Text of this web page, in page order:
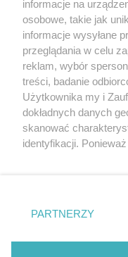
Nie zapomnij
zapoznać się z:
polityką
Twojemiasto
Piekary Śląskie
Chorzów
Tarnowskie Góry
Gliwice
informacje na
osobowe, takie jak
informacje wysyłane
przeglądania w celu
reklam, wybór
treści, badanie
Użytkownika my i
dokładnych danych
skanować
identyfikacji.
prywatności
. Niektóre rodzaje
zgody użytkownika,
takiemu
PARTNERZY